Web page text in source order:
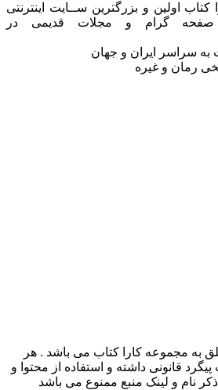
کتاب اولین و بزرگترین ســایت اینترنتی
صفحه گرام و مجلات قدیمی در
به سراسر ایران و جهان
رمان و غیره
به مجموعه کارا کتاب می باشد . هر
قانونی داشته و استفاده از محتوا و
نام و لینک منبع ممنوع می باشد